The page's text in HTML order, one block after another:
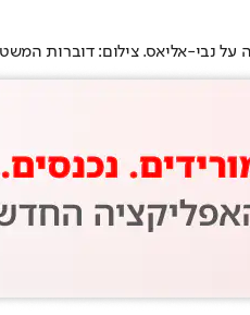
נבי-אליאס. צילום: דוברות